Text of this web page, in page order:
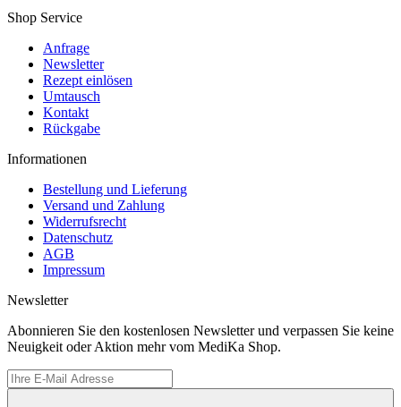
Shop Service
Anfrage
Newsletter
Rezept einlösen
Umtausch
Kontakt
Rückgabe
Informationen
Bestellung und Lieferung
Versand und Zahlung
Widerrufsrecht
Datenschutz
AGB
Impressum
Newsletter
Abonnieren Sie den kostenlosen Newsletter und verpassen Sie keine
Neuigkeit oder Aktion mehr vom MediKa Shop.